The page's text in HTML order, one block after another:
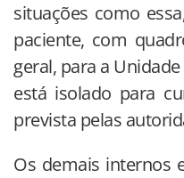
situações como
paciente, com
geral, para a
está isolado para
prevista pelas
Os demais internos